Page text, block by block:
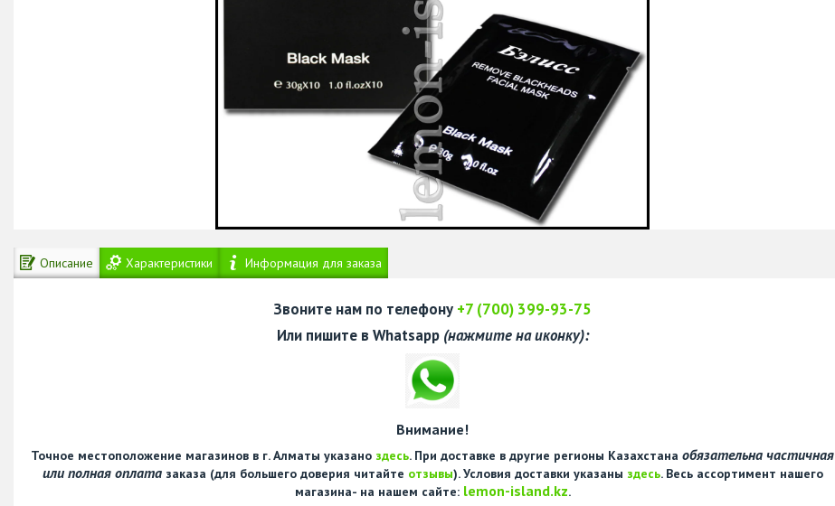
Описание Характеристики Информация для заказа
Звоните нам по телефону +7 (700) 399-93-75
Или пишите в Whatsapp (нажмите на иконку):
Внимание!
Точное местоположение магазинов в г. Алматы указано здесь. При доставке в другие регионы Казахстана обязательна частичная
или полная оплатазаказа (для большего доверия читайте отзывы). Условия доставки указаны здесь. Весь ассортимент нашего
магазина- на нашем сайте: lemon-island.kz.